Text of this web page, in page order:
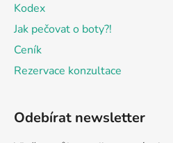
Kodex
Jak pečovat o boty?!
Ceník
Rezervace konzultace
Odebírat newsletter